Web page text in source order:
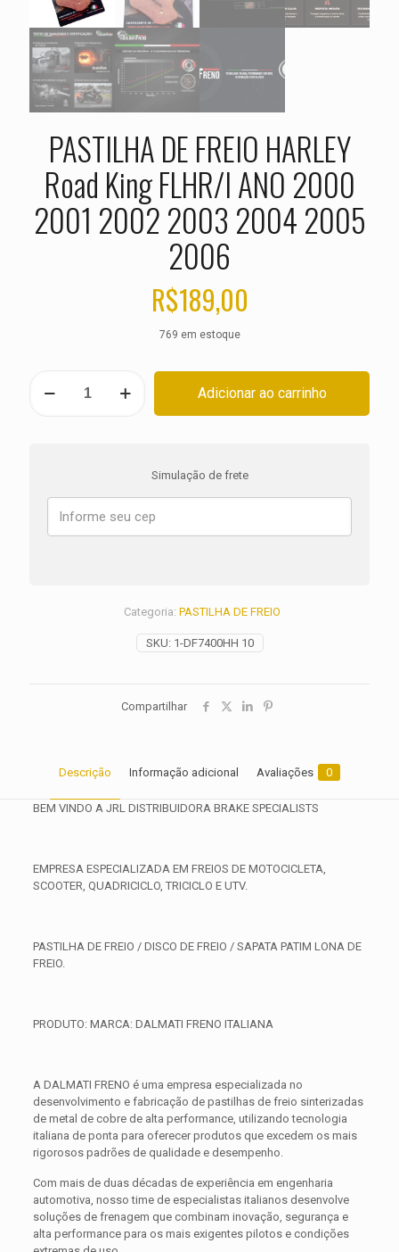
PASTILHA DE FREIO HARLEY
Road King FLHR/I ANO 2000
2001 2002 2003 2004 2005
2006
R$189,00
769 em estoque
ANO
2001
Adicionar ao carrinho
Simulação de frete
SKU: 1-DF7400HH 10
Categoria: PASTILHA DE FREIO
Compartilhar
Descrição Informação adicional Avaliações 0
BEM VINDO A JRL DISTRIBUIDORA BRAKE SPECIALISTS
EMPRESA ESPECIALIZADA EM FREIOS DE MOTOCICLETA,
SCOOTER, QUADRICICLO, TRICICLO E UTV.
PASTILHA DE FREIO / DISCO DE FREIO / SAPATA PATIM LONA DE
FREIO.
PRODUTO: MARCA: DALMATI FRENO ITALIANA
A DALMATI FRENO é uma empresa especializada no
desenvolvimento e fabricação de pastilhas de freio sinterizadas
de metal de cobre de alta performance, utilizando tecnologia
italiana de ponta para oferecer produtos que excedem os mais
rigorosos padrões de qualidade e desempenho.
Com mais de duas décadas de experiência em engenharia
automotiva, nosso time de especialistas italianos desenvolve
soluções de frenagem que combinam inovação, segurança e
alta performance para os mais exigentes pilotos e condições